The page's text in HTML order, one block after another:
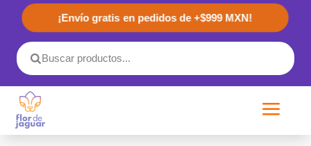
¡Envío gratis en pedidos de +$999 MXN!
a